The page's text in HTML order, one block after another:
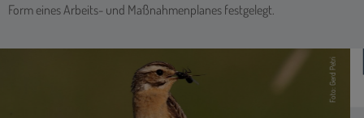
Form eines Arbeits- und Maßnahmenplanes festgelegt.
SCHUTZ DURCH NUTZUNG
Naturschutz und Landwirtschaft
MEHR INFOS >